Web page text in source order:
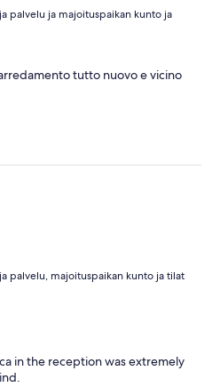
palvelu ja majoituspaikan kunto ja
tutto nuovo e vicino
palvelu, majoituspaikan kunto ja tilat
in the reception was extremely